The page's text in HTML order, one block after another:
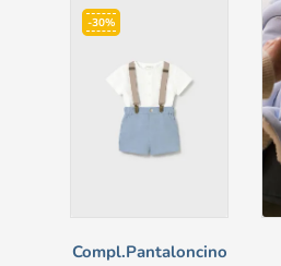
-30%
Compl.pantaloncino